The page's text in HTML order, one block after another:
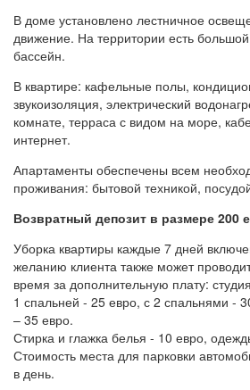
В доме установлено лестничное
движение. На территории есть
бассейн.
В квартире: кафельные полы,
звукоизоляция, электрический
комнате, терраса с видом на море,
интернет.
Апартаменты обеспечены всем
проживания: бытовой техникой,
Возвратный депозит в размере 200
Уборка квартиры каждые 7 дней
желанию клиента также может
время за дополнительную плату:
1 спальней - 25 евро, с 2 спальнями -
– 35 евро.
Стирка и глажка белья - 10 евро,
Стоимость места для парковки
в день.